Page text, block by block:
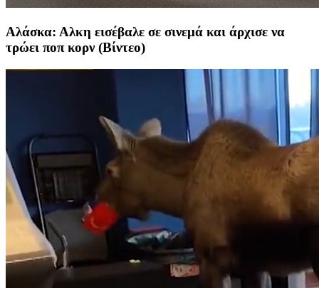
Αλάσκα: Αλκη εισέβαλε σε σινεμά και άρχισε να
τρώει ποπ κορν (Βίντεο)